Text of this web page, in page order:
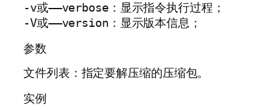
-v或——verbose：显示指令执行过程；
参数
文件列表：指定要解压缩的压缩包。
实例